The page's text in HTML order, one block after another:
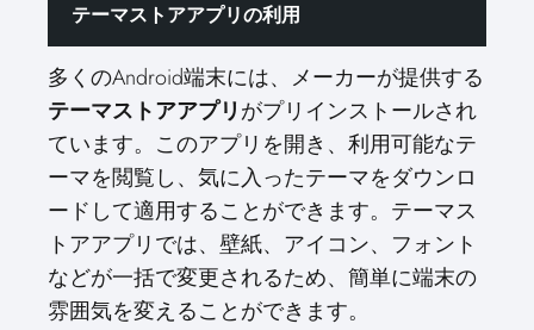
テーマストアアプリの利用
多くのAndroid端末には、メーカーが提供する
テーマストアアプリがプリインストールされ
ています。このアプリを開き、利用可能なテ
ーマを閲覧し、気に入ったテーマをダウンロ
ードして適用することができます。テーマス
トアアプリでは、壁紙、アイコン、フォント
などが一括で変更されるため、簡単に端末の
雰囲気を変えることができます。